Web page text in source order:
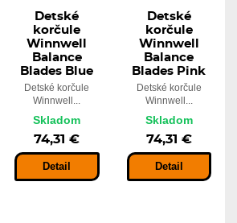
Detské
korčule
Winnwell
Balance
Blades Blue
Detské korčule
Winnwell...
Skladom
74,31 €
Detail
Detské
korčule
Winnwell
Balance
Blades Pink
Detské korčule
Winnwell...
Skladom
74,31 €
Detail